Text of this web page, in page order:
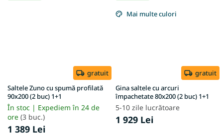
gratuit
Saltele Zuno cu spumă profilată
90x200 (2 buc) 1+1
În stoc | Expediem în 24 de
ore (3 buc.)
1 389 Lei
Mai multe culori
gratuit
Gina saltele cu arcuri
împachetate 80x200 (2 buc) 1+1
5-10 zile lucrătoare
1 929 Lei